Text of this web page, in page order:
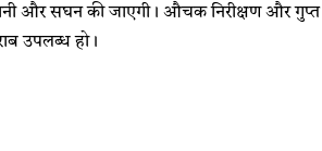
और सघन की जाएगी। औचक निरीक्षण और गुप्त
उपलब्ध हो।